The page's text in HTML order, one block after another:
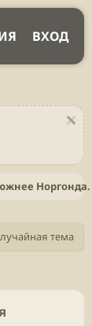
ВХОД
Норгонда.
тема